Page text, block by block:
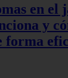
en el
y
forma